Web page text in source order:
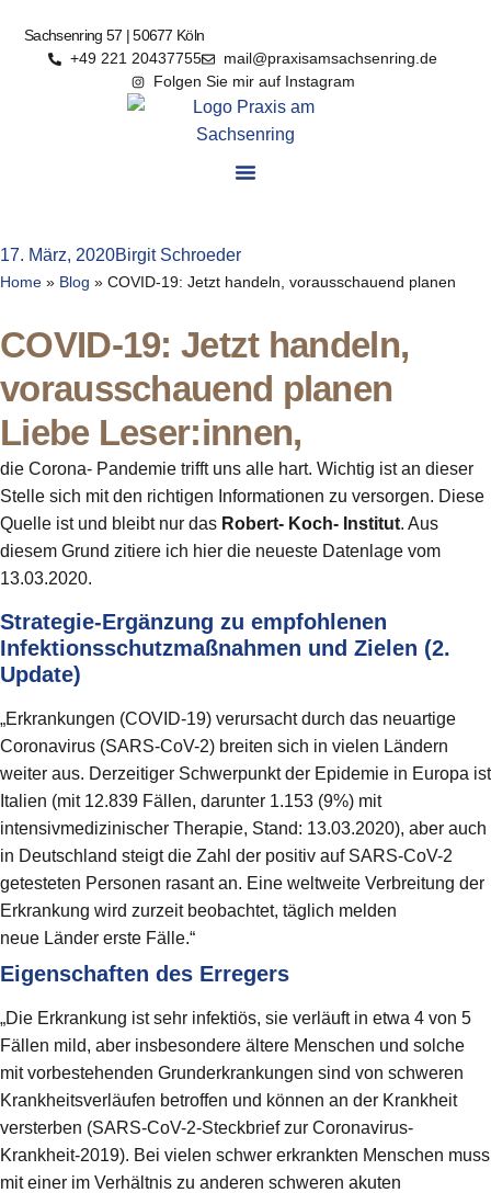
Sachsenring 57 | 50677 Köln
+49 221 20437755
mail@praxisamsachsenring.de
Folgen Sie mir auf Instagram
17. März, 2020Birgit Schroeder
Home » Blog » COVID-19: Jetzt handeln, vorausschauend planen
COVID-19: Jetzt handeln,
vorausschauend planen
Liebe Leser:innen,
die Corona- Pandemie trifft uns alle hart. Wichtig ist an dieser
Stelle sich mit den richtigen Informationen zu versorgen. Diese
Quelle ist und bleibt nur das Robert- Koch- Institut. Aus
diesem Grund zitiere ich hier die neueste Datenlage vom
13.03.2020.
Strategie-Ergänzung zu empfohlenen
Infektionsschutzmaßnahmen und Zielen (2.
Update)
„Erkrankungen (COVID-19) verursacht durch das neuartige
Coronavirus (SARS-CoV-2) breiten sich in vielen Ländern
weiter aus. Derzeitiger Schwerpunkt der Epidemie in Europa ist
Italien (mit 12.839 Fällen, darunter 1.153 (9%) mit
intensivmedizinischer Therapie, Stand: 13.03.2020), aber auch
in Deutschland steigt die Zahl der positiv auf SARS-CoV-2
getesteten Personen rasant an. Eine weltweite Verbreitung der
Erkrankung wird zurzeit beobachtet, täglich melden
neue Länder erste Fälle.“
Eigenschaften des Erregers
„Die Erkrankung ist sehr infektiös, sie verläuft in etwa 4 von 5
Fällen mild, aber insbesondere ältere Menschen und solche
mit vorbestehenden Grunderkrankungen sind von schweren
Krankheitsverläufen betroffen und können an der Krankheit
versterben (SARS-CoV-2-Steckbrief zur Coronavirus-
Krankheit-2019). Bei vielen schwer erkrankten Menschen muss
mit einer im Verhältnis zu anderen schweren akuten